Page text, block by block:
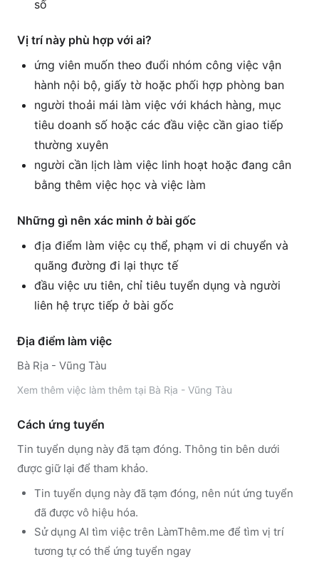
số
Vị trí này phù hợp với ai?
ứng viên muốn theo đuổi nhóm công việc vận
hành nội bộ, giấy tờ hoặc phối hợp phòng ban
người thoải mái làm việc với khách hàng, mục
tiêu doanh số hoặc các đầu việc cần giao tiếp
thường xuyên
người cần lịch làm việc linh hoạt hoặc đang cân
bằng thêm việc học và việc làm
Những gì nên xác minh ở bài gốc
địa điểm làm việc cụ thể, phạm vi di chuyển và
quãng đường đi lại thực tế
đầu việc ưu tiên, chỉ tiêu tuyển dụng và người
liên hệ trực tiếp ở bài gốc
Địa điểm làm việc
Bà Rịa - Vũng Tàu
Xem thêm việc làm thêm tại Bà Rịa - Vũng Tàu
Cách ứng tuyển
Tin tuyển dụng này đã tạm đóng. Thông tin bên dưới
được giữ lại để tham khảo.
Tin tuyển dụng này đã tạm đóng, nên nút ứng tuyển
đã được vô hiệu hóa.
Sử dụng AI tìm việc trên LàmThêm.me để tìm vị trí
tương tự có thể ứng tuyển ngay